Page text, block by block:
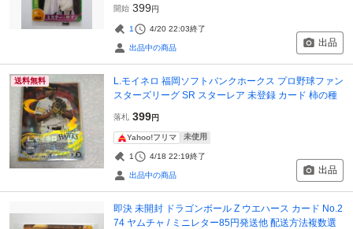
開始 399円
1 4/20 22:03終了
出品中の商品 出品
送料無料
L.モイネロ 福岡ソフトバンクホークス プロ野球ファン
スターズリーグ SR スターレア 未登録 カード 柿の種
落札 399円
Yahoo!フリマ 未使用
1 4/18 22:19終了
出品中の商品 出品
即決 未開封 ドラゴンボール Z ウエハース カード No.2
74 ヤムチャ / ミニレター85円発送他 配送方法複数選